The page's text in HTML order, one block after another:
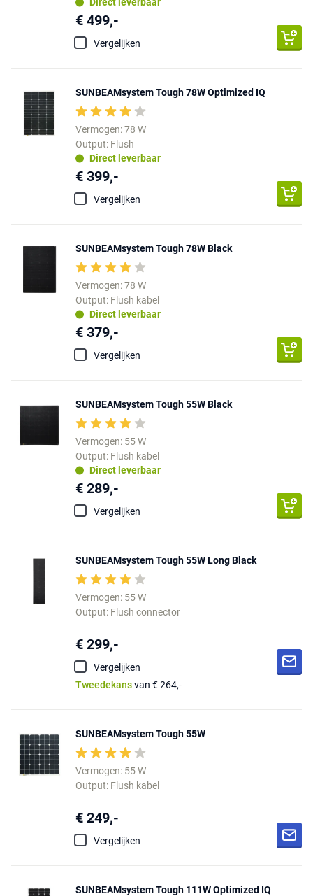
Direct leverbaar
€ 499,-
Vergelijken
SUNBEAMsystem Tough 78W Optimized IQ
Vermogen: 78 W
Output: Flush
Direct leverbaar
€ 399,-
Vergelijken
SUNBEAMsystem Tough 78W Black
Vermogen: 78 W
Output: Flush kabel
Direct leverbaar
€ 379,-
Vergelijken
SUNBEAMsystem Tough 55W Black
Vermogen: 55 W
Output: Flush kabel
Direct leverbaar
€ 289,-
Vergelijken
SUNBEAMsystem Tough 55W Long Black
Vermogen: 55 W
Output: Flush connector
€ 299,-
Vergelijken
Tweedekansvan € 264,-
SUNBEAMsystem Tough 55W
Vermogen: 55 W
Output: Flush kabel
€ 249,-
Vergelijken
SUNBEAMsystem Tough 111W Optimized IQ